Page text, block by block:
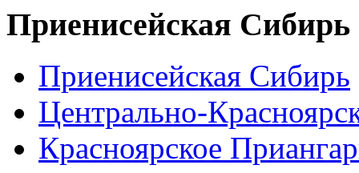
Приенисейская Сибирь
Приенисейская Сибирь
Центрально-
Красноярское